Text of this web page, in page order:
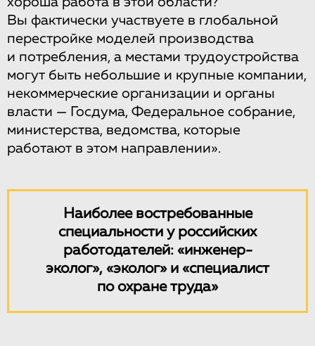
Вы фактически участвуете в глобальной
перестройке моделей производства
и потребления, а местами трудоустройства
могут быть небольшие и крупные компании,
некоммерческие организации и органы
власти — Госдума, Федеральное собрание,
министерства, ведомства, которые
работают в этом направлении».
Наиболее востребованные
специальности у российских
работодателей: «инженер-
эколог», «эколог» и «специалист
по охране труда»